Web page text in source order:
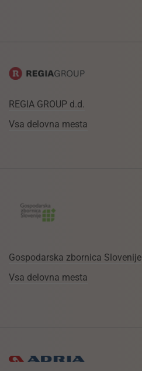
REGIA GROUP d.d.
Vsa delovna mesta
Gospodarska zbornica Slovenije
Vsa delovna mesta